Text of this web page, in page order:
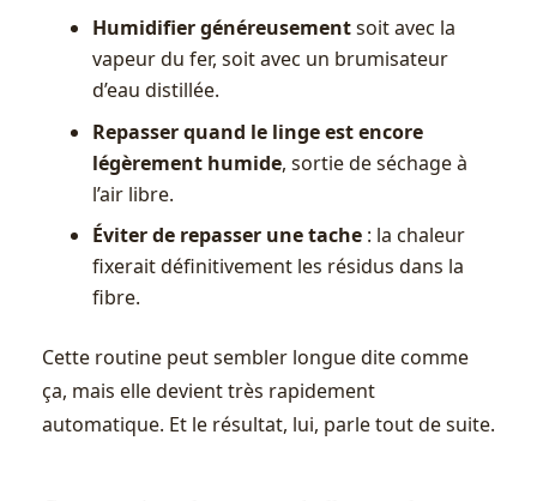
Humidifier généreusementsoit avec la
vapeur du fer, soit avec un brumisateur
d’eau distillée.
Repasser quand le linge est encore
légèrement humide, sortie de séchage à
l’air libre.
Éviter de repasser une tache : la chaleur
fixerait définitivement les résidus dans la
fibre.
Cette routine peut sembler longue dite comme
ça, mais elle devient très rapidement
automatique. Et le résultat, lui, parle tout de suite.